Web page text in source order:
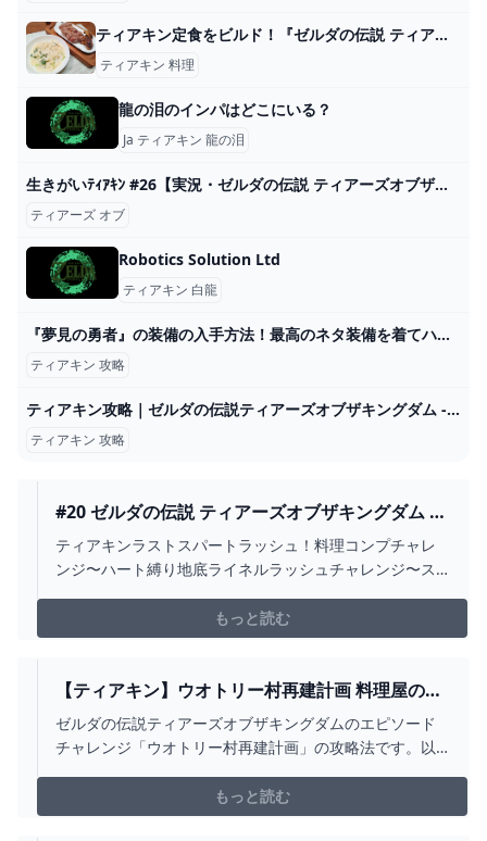
ティアキン定食をビルド！『ゼルダの伝説 ティアキン』でハイラルを走り回りミルク粥をすすり肉を喰らう―ハードコアゲーミング料理第11回 Game*Spark - 国内・海外ゲーム情報サイト
ティアキン 料理
龍の泪のインパはどこにいる？
Ja ティアキン 龍の泪
生きがいﾃｨｱｷﾝ #26【実況・ゼルダの伝説 ティアーズオブザキングダム】 - YouTube
ティアーズ オブ
Robotics Solution Ltd
ティアキン 白龍
『夢見の勇者』の装備の入手方法！最高のネタ装備を着てハイラルを旅しよう【ティアキン攻略】 - YouTube
ティアキン 攻略
ティアキン攻略｜ゼルダの伝説ティアーズオブザキングダム - ゲームウィズ
ティアキン 攻略
#20 ゼルダの伝説 ティアーズオブザキングダム ハ
ート縛り実況⚔️料理コンプ・ライネルラッシュな
ど【ゼルダの伝説TOTK ティアキン】 - YOUTUBE
ティアキンラストスパートラッシュ！料理コンプチャレ
ンジ〜ハート縛り地底ライネルラッシュチャレンジ〜ス
ます！⚔️ハート5つ縛り ティアキン再生リスト
https://youtube.com/playlist?
もっと読む
【ティアキン】ウオトリー村再建計画 料理屋の直
し方【ゼルダの伝説】 - YOUTUBE
ゼルダの伝説ティアーズオブザキングダムのエピソード
チャレンジ「ウオトリー村再建計画」の攻略法です。以
https://gamepedia.jp/zelda-totk/challenges/5037
もっと読む